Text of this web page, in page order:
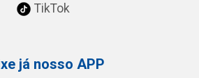
TikTok
já nosso APP